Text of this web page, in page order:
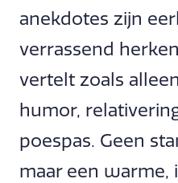
anekdotes zijn
verrassend
vertelt zoals
humor,
poespas. Geen
maar een warme,